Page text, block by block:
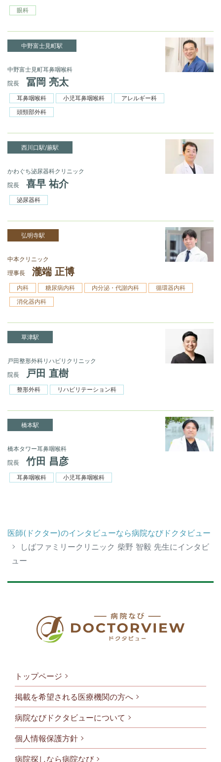
眼科
中野富士見町駅
中野富士見町耳鼻咽喉科
院長
冨岡 亮太
耳鼻咽喉科 小児耳鼻咽喉科
アレルギー科
頭頸部外科
西川口駅/蕨駅
かわぐち泌尿器科クリニック
院長
喜早 祐介
泌尿器科
弘明寺駅
中本クリニック
理事長
瀧端 正博
内科 糖尿病内科 内分泌・代謝内科
循環器内科
消化器内科
草津駅
戸田整形外科リハビリクリニック
院長
戸田 直樹
整形外科 リハビリテーション科
橋本駅
橋本タワー耳鼻咽喉科
院長
竹田 昌彦
耳鼻咽喉科 小児耳鼻咽喉科
医師(ドクター)のインタビューなら病院なびドクタビュー
しばファミリークリニック 柴野 智毅 先生にインタビ
ュー
フッタメニ
トップページ
掲載を希望される医療機関の方へ
病院なびドクタビューについて
個人情報保護方針
病院探しなら病院なび